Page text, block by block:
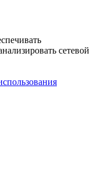
сетевой